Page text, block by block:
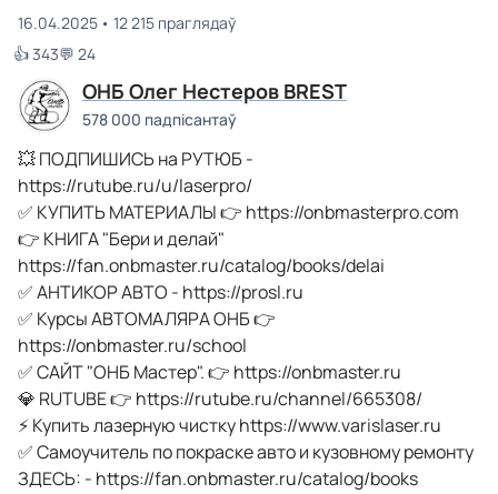
16.04.2025
12 215 праглядаў
👍 343💬 24
ОНБ Олег Нестеров BREST
578 000 падпісантаў
💥 ПОДПИШИСЬ на РУТЮБ -
https://rutube.ru/u/laserpro/
✅ КУПИТЬ МАТЕРИАЛЫ 👉 https://onbmasterpro.com
👉 КНИГА "Бери и делай"
https://fan.onbmaster.ru/catalog/books/delai
✅ АНТИКОР АВТО - https://prosl.ru
✅ Курсы АВТОМАЛЯРА ОНБ 👉
https://onbmaster.ru/school
✅ САЙТ "ОНБ Мастер". 👉 https://onbmaster.ru
💎 RUTUBE 👉 https://rutube.ru/channel/665308/
⚡️ Купить лазерную чистку https://www.varislaser.ru
✅ Самоучитель по покраске авто и кузовному ремонту
ЗДЕСЬ: - https://fan.onbmaster.ru/catalog/books